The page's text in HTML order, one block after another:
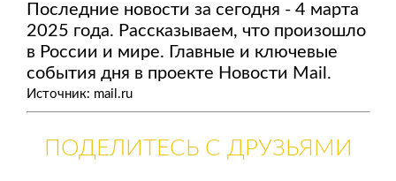
Последние новости за сегодня - 4 марта
2025 года. Рассказываем, что произошло
в России и мире. Главные и ключевые
события дня в проекте Новости Mail.
Источник: mail.ru
ПОДЕЛИТЕСЬ С ДРУЗЬЯМИ